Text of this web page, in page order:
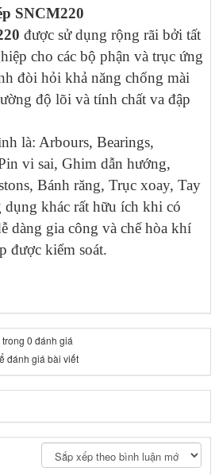
SNCM220
được sử dụng rộng rãi bởi tất
cho các bộ phận và trục ứng
đòi hỏi khả năng chống mài
độ lõi và tính chất va đập
là: Arbours, Bearings,
vi sai, Ghim dẫn hướng,
Bánh răng, Trục xoay, Tay
dụng khác rất hữu ích khi có
dàng gia công và chế hòa khí
được kiểm soát.
0 đánh giá
đánh giá bài viết